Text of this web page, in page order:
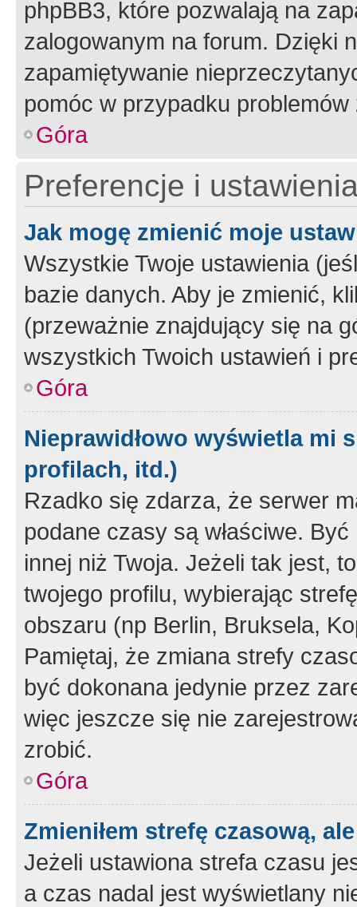
phpBB3, które pozwalają na
zalogowanym na forum. Dzięki
zapamiętywanie
pomóc w przypadku
Góra
Preferencje i
Jak mogę zmienić moje
Wszystkie Twoje ustawienia
bazie danych. Aby je zmienić,
(przeważnie znajdujący się na
wszystkich Twoich ustawień i
Góra
Nieprawidłowo wyświetla mi
profilach, itd.)
Rzadko się zdarza, że serwer
podane czasy są właściwe.
innej niż Twoja. Jeżeli tak jest,
twojego profilu, wybierając
obszaru (np Berlin, Bruksela,
Pamiętaj, że zmiana strefy
być dokonana jedynie przez
więc jeszcze się nie
zrobić.
Góra
Zmieniłem strefę czasową,
Jeżeli ustawiona strefa czasu
a czas nadal jest wyświetlany